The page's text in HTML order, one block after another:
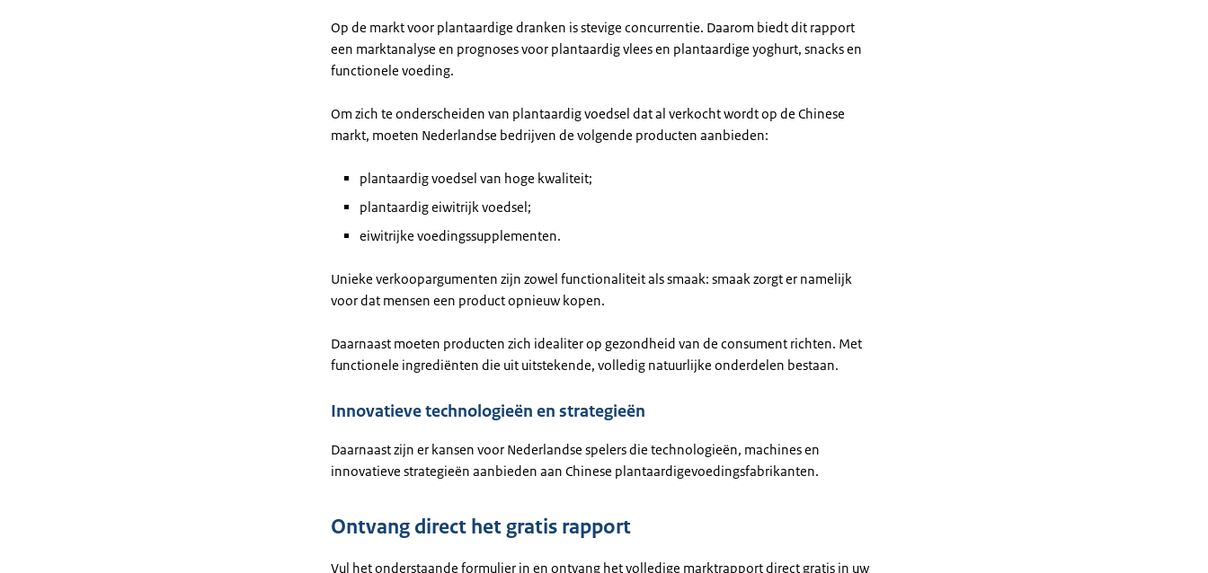
Op de markt voor plantaardige dranken is stevige concurrentie. Daarom biedt dit rapport
een marktanalyse en prognoses voor plantaardig vlees en plantaardige yoghurt, snacks en
functionele voeding.
Om zich te onderscheiden van plantaardig voedsel dat al verkocht wordt op de Chinese
markt, moeten Nederlandse bedrijven de volgende producten aanbieden:
plantaardig voedsel van hoge kwaliteit;
plantaardig eiwitrijk voedsel;
eiwitrijke voedingssupplementen.
Unieke verkoopargumenten zijn zowel functionaliteit als smaak: smaak zorgt er namelijk
voor dat mensen een product opnieuw kopen.
Daarnaast moeten producten zich idealiter op gezondheid van de consument richten. Met
functionele ingrediënten die uit uitstekende, volledig natuurlijke onderdelen bestaan.
Innovatieve technologieën en strategieën
Daarnaast zijn er kansen voor Nederlandse spelers die technologieën, machines en
innovatieve strategieën aanbieden aan Chinese plantaardigevoedingsfabrikanten.
Ontvang direct het gratis rapport
Vul het onderstaande formulier in en ontvang het volledige marktrapport direct gratis in uw